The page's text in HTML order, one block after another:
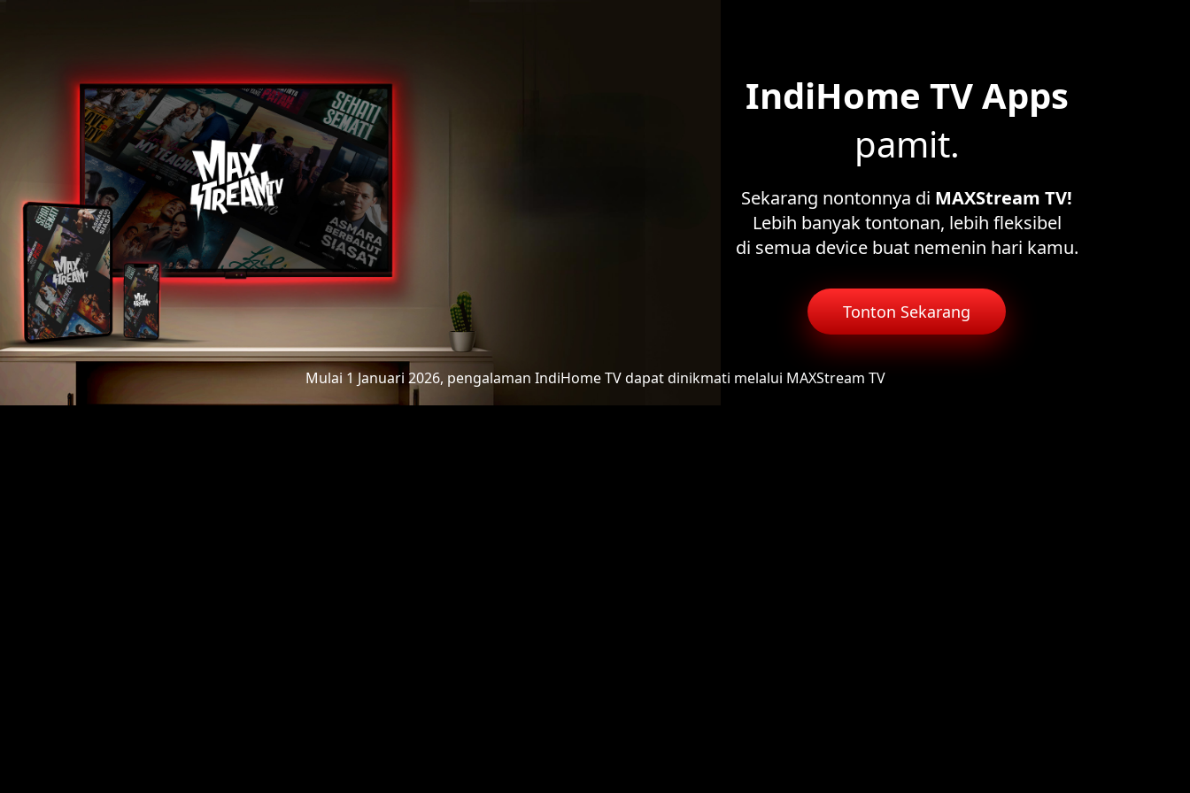
IndiHome TV Apps
pamit.
Sekarang nontonnya di MAXStream TV!
Lebih banyak tontonan, lebih fleksibel
di semua device buat nemenin hari kamu.
Tonton Sekarang
Mulai 1 Januari 2026, pengalaman IndiHome TVdapat dinikmati melalui MAXStream TV